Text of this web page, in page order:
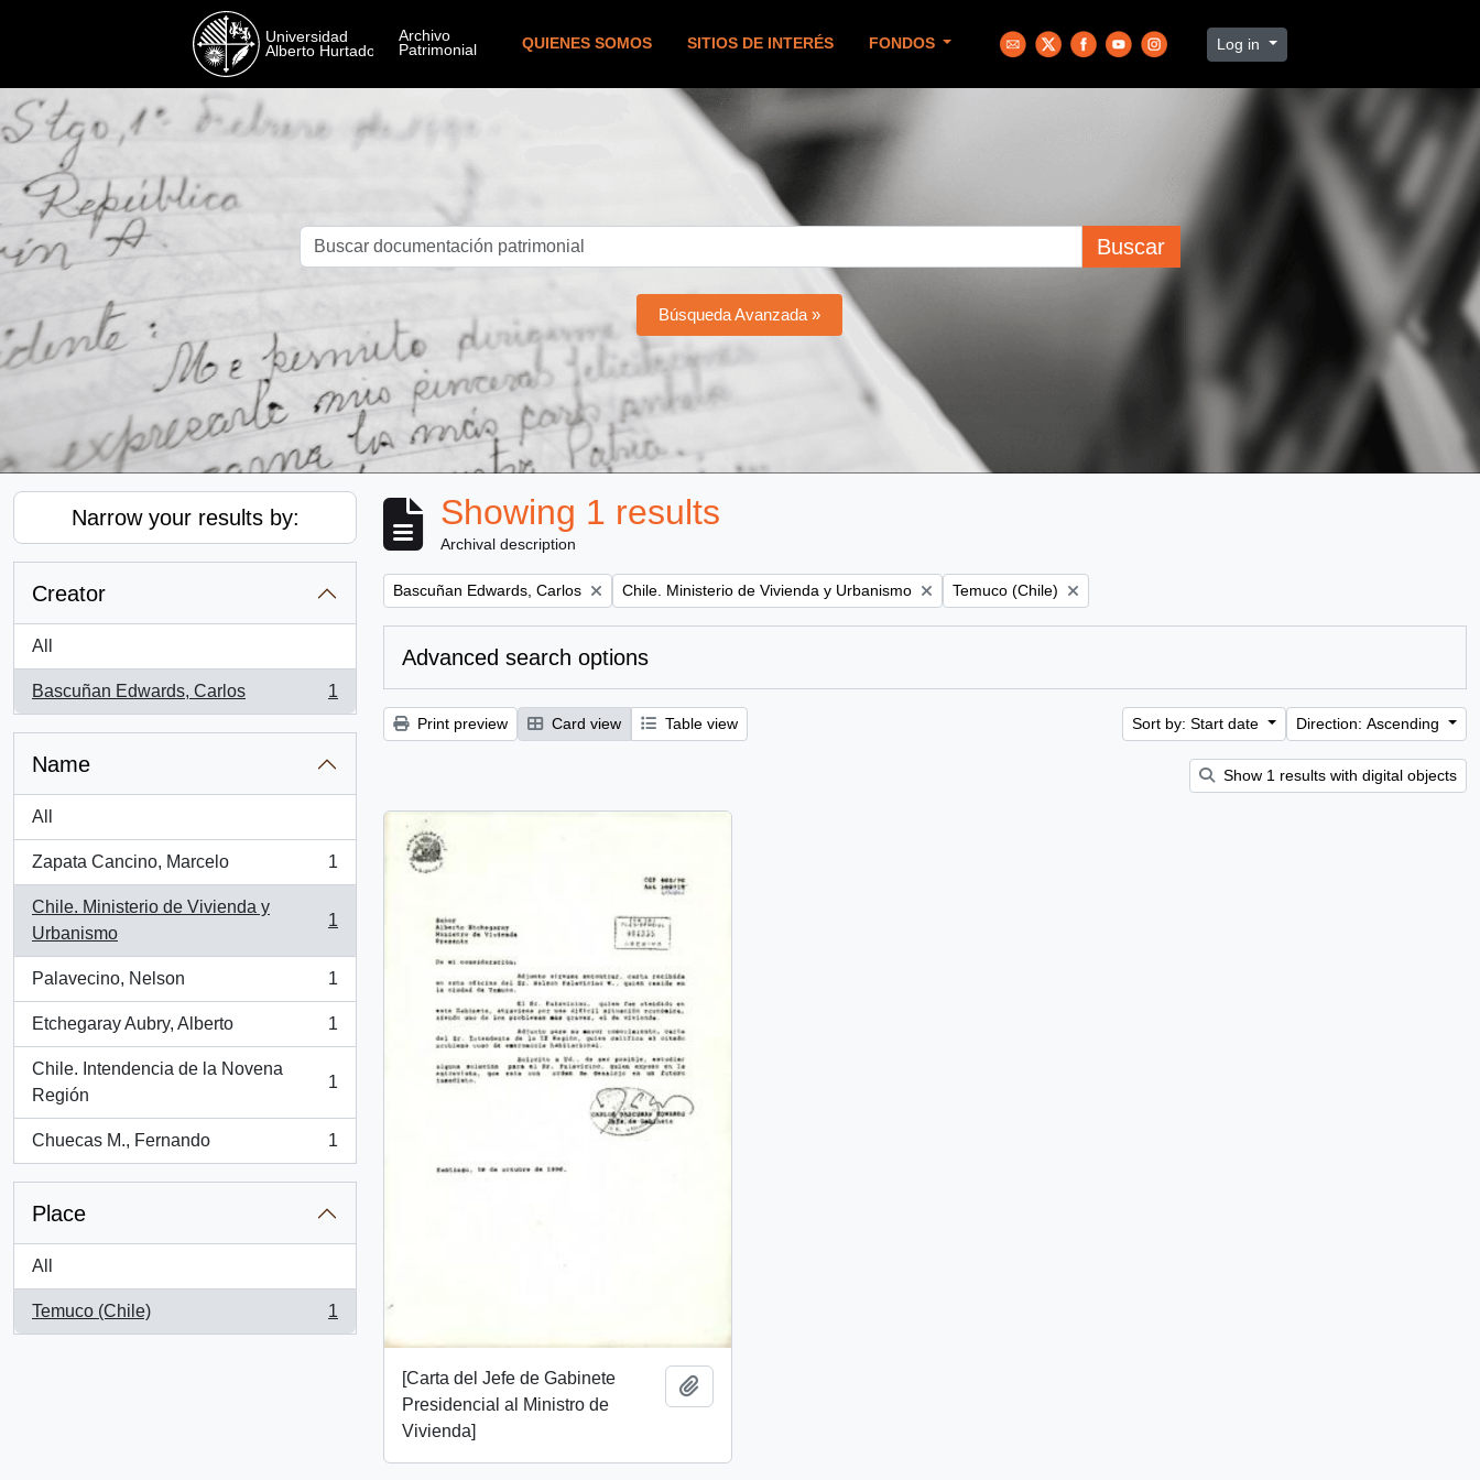
QUIENES SOMOS SITIOS DE INTERÉS FONDOS Log in
Buscar
Búsqueda Avanzada »
Narrow your results by:
Creator
All
Bascuñan Edwards, Carlos
, 1 results
1
Name
All
Zapata Cancino, Marcelo
, 1 results
1
Chile. Ministerio de Vivienda y
Urbanismo
, 1 results
1
Palavecino, Nelson
, 1 results
1
Etchegaray Aubry, Alberto
, 1 results
1
Chile. Intendencia de la Novena
Región
, 1 results
1
Chuecas M., Fernando
, 1 results
1
Place
All
Temuco (Chile)
, 1 results
1
Showing 1 results
Archival description
Remove filter:
Bascuñan Edwards, Carlos Remove filter:
Chile. Ministerio de Vivienda y Urbanismo Remove filter:
Temuco (Chile)
Advanced search options
Print preview Card view Table view Sort by: Start date Direction: Ascending
Show 1 results with digital objects
[Carta del Jefe de Gabinete
Presidencial al Ministro de
Vivienda]